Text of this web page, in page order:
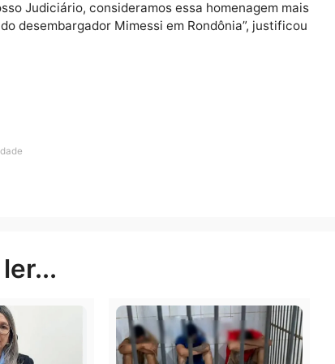
Vara Civil da Comarca de Porto Velho até o ano
Falências e Concordatas até 1992, ano em que
No biênio de 1994 a 1995 foi vice-presidente do
do órgão de Justiça, mesmo período em que
Regionais Eleitorais do Brasil. Nos anos 2000 e
do desembargador Mimessi em Rondônia”,
Publicidade